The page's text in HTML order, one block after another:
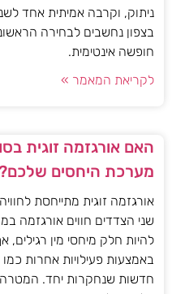
ניתוק, וקרבה אמיתית אחד
בצפון נחשבים לבחירה
חופשה אינטימית.
לקריאת המאמר »
האם אורגזמה זוגית
מערכת היחסים
אורגזמה זוגית מתייחסת
שני הצדדים חווים אורגזמה
להיות חלק מיחסי מין
באמצעות פעילויות אחרות כמו
חדשות שנחקרות יחד. המטרה